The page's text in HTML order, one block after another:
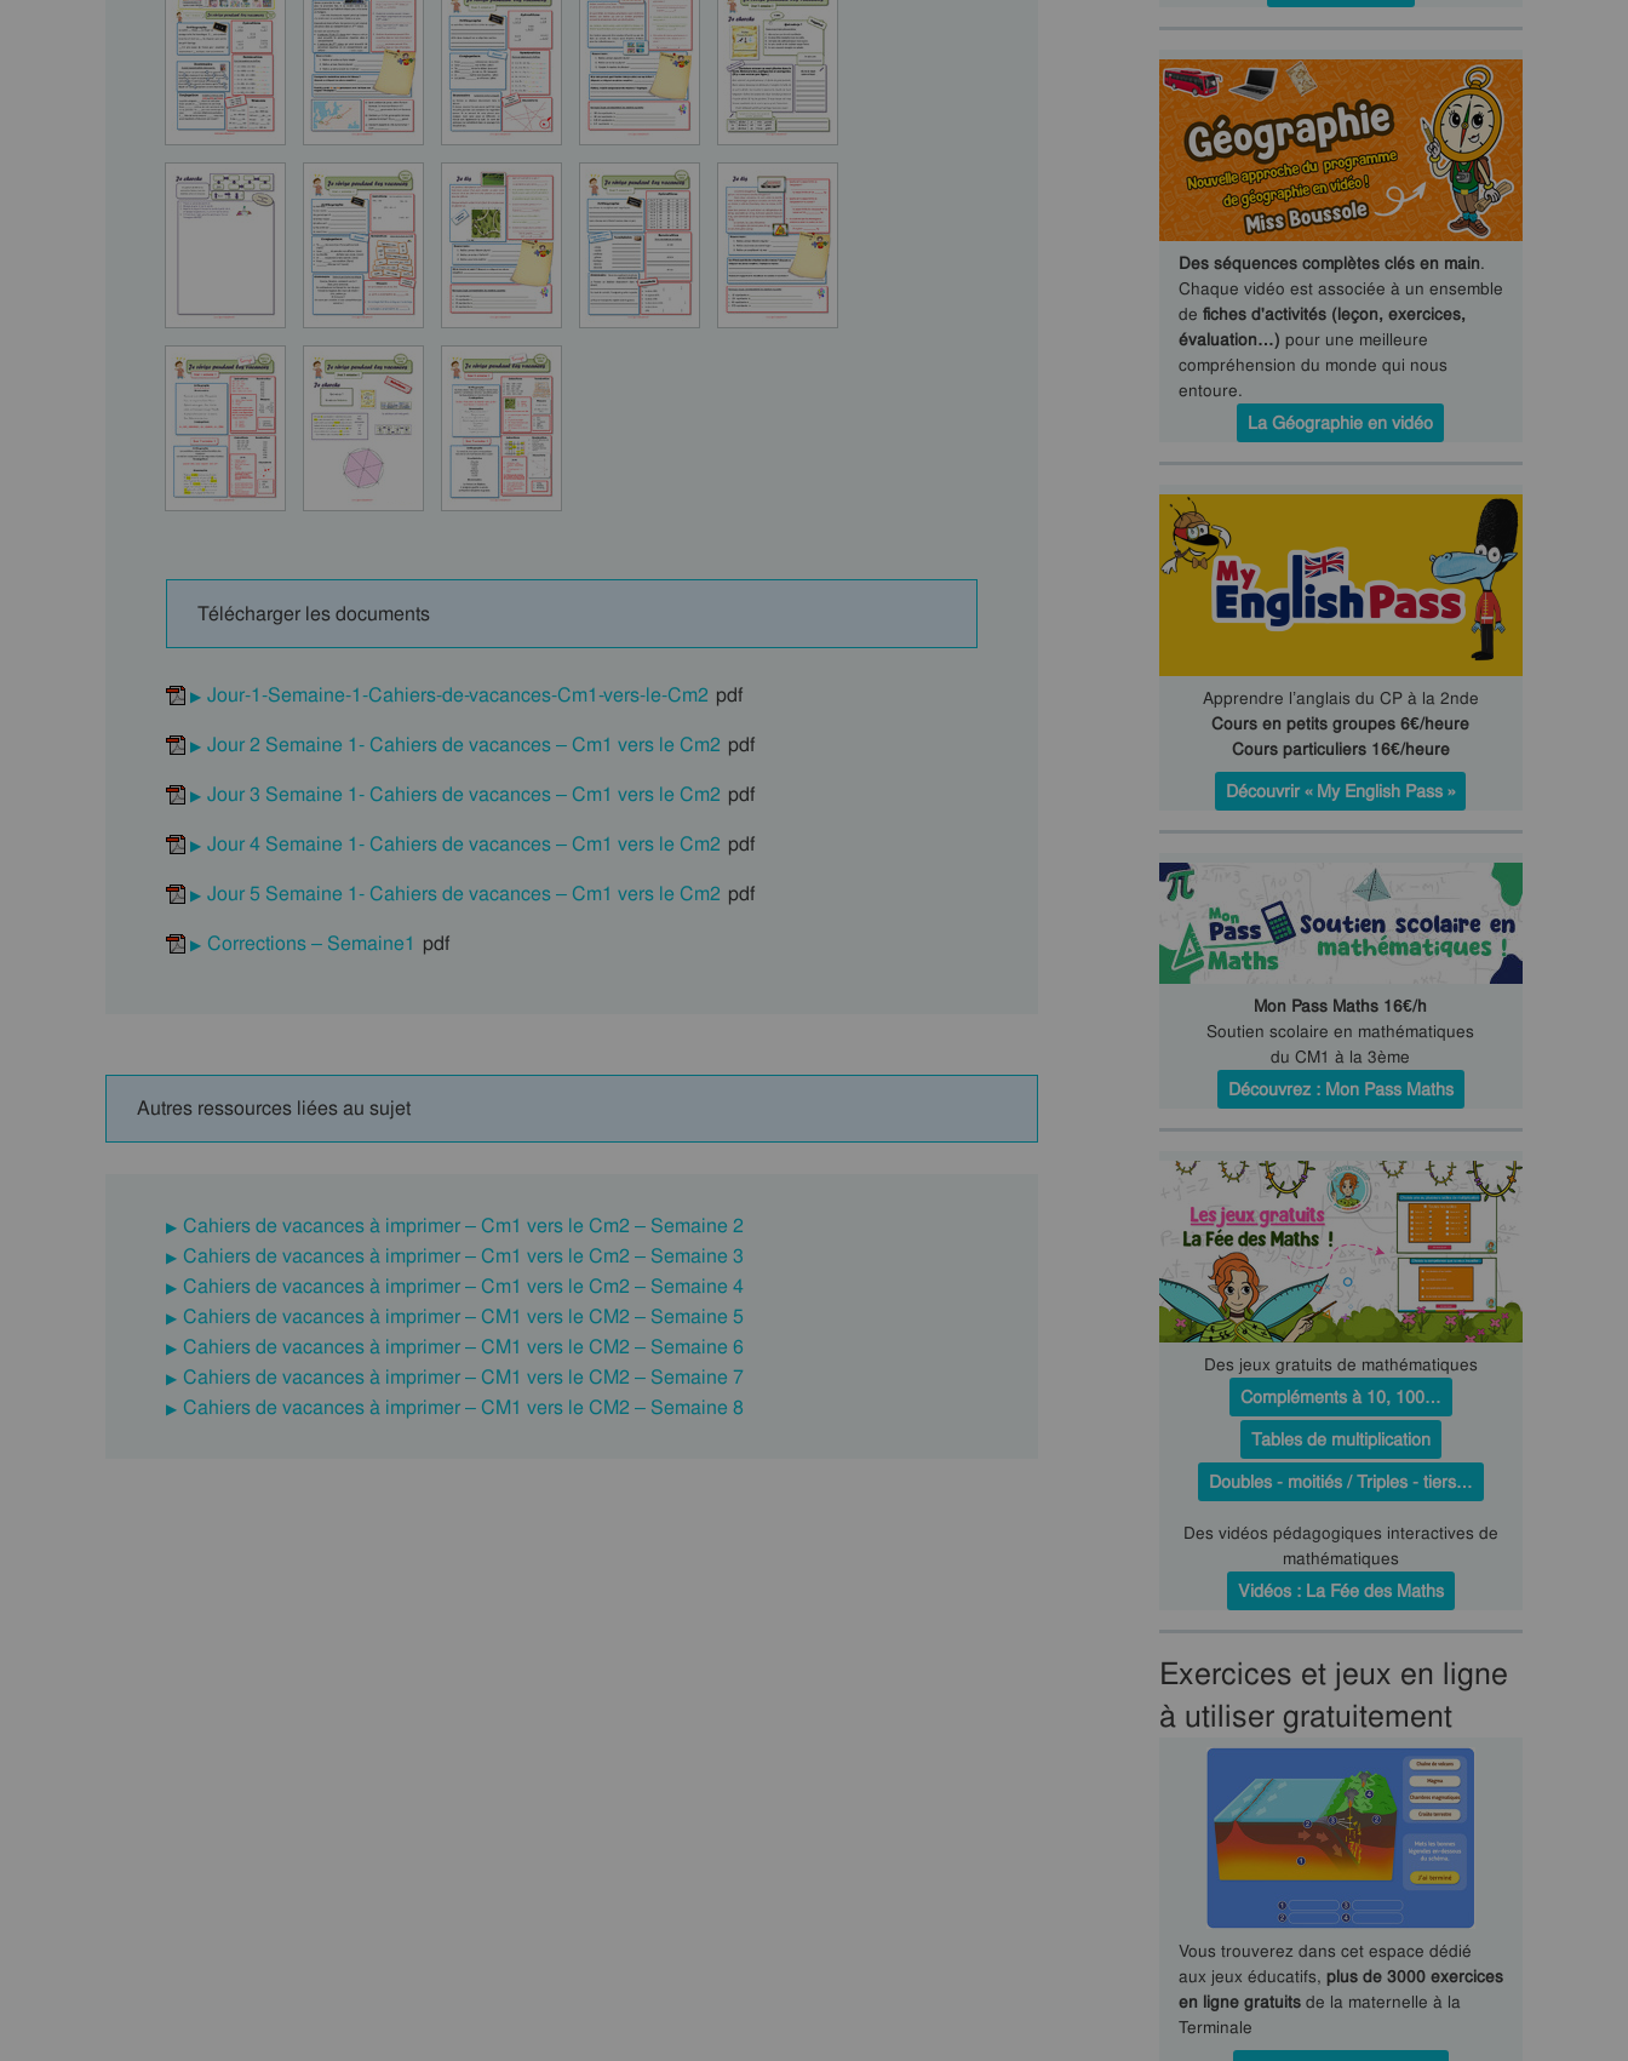
Télécharger les documents
Jour-1-Semaine-1-Cahiers-de-vacances-Cm1-vers-le-Cm2 pdf
Jour 2 Semaine 1- Cahiers de vacances – Cm1 vers le Cm2 pdf
Jour 3 Semaine 1- Cahiers de vacances – Cm1 vers le Cm2 pdf
Jour 4 Semaine 1- Cahiers de vacances – Cm1 vers le Cm2 pdf
Jour 5 Semaine 1- Cahiers de vacances – Cm1 vers le Cm2 pdf
Corrections – Semaine1 pdf
Autres ressources liées au sujet
Cahiers de vacances à imprimer – Cm1 vers le Cm2 – Semaine 2
Cahiers de vacances à imprimer – Cm1 vers le Cm2 – Semaine 3
Cahiers de vacances à imprimer – Cm1 vers le Cm2 – Semaine 4
Cahiers de vacances à imprimer – CM1 vers le CM2 – Semaine 5
Cahiers de vacances à imprimer – CM1 vers le CM2 – Semaine 6
Cahiers de vacances à imprimer – CM1 vers le CM2 – Semaine 7
Cahiers de vacances à imprimer – CM1 vers le CM2 – Semaine 8
Des séquences complètes clés en main.
Chaque vidéo est associée à un ensemble
de fiches d'activités (leçon, exercices,
évaluation…) pour une meilleure
compréhension du monde qui nous
entoure.
La Géographie en vidéo
Apprendre l’anglais du CP à la 2nde
Cours en petits groupes 6€/heure
Cours particuliers 16€/heure
Découvrir « My English Pass »
Mon Pass Maths 16€/h
Soutien scolaire en mathématiques
du CM1 à la 3ème
Découvrez : Mon Pass Maths
Des jeux gratuits de mathématiques
Compléments à 10, 100…
Tables de multiplication
Doubles - moitiés / Triples - tiers…
Des vidéos pédagogiques interactives de
mathématiques
Vidéos : La Fée des Maths
Exercices et jeux en ligne
à utiliser gratuitement
Vous trouverez dans cet espace dédié
aux jeux éducatifs, plus de 3000 exercices
en ligne gratuitsde la maternelle à la
Terminale